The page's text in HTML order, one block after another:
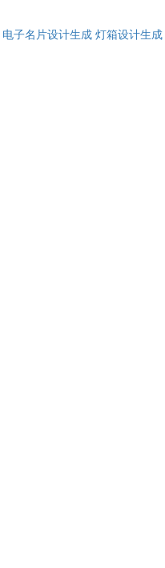
电子名片设计生成 灯箱设计生成